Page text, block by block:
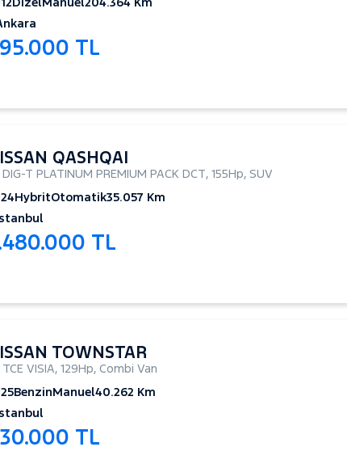
TL
QASHQAI
DIG-T PLATINUM PREMIUM PACK DCT, 155Hp, SUV
HybritOtomatik35.057 Km
TL
TOWNSTAR
TCE VISIA, 129Hp, Combi Van
BenzinManuel40.262 Km
TL